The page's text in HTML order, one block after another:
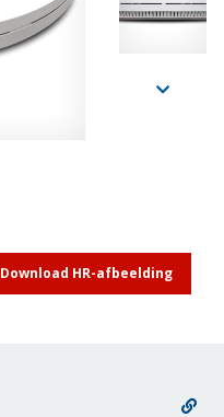
Download HR-afbeelding